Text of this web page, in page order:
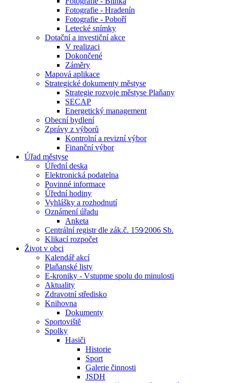
Fotografie - Hradenín
Fotografie - Poboří
Letecké snímky
Dotační a investiční akce
V realizaci
Dokončené
Záměry
Mapová aplikace
Strategické dokumenty městyse
Strategie rozvoje městyse Plaňany
SECAP
Energetický management
Obecní bydlení
Zprávy z výborů
Kontrolní a revizní výbor
Finanční výbor
Úřad městyse
Úřední deska
Elektronická podatelna
Povinné informace
Úřední hodiny
Vyhlášky a rozhodnutí
Oznámení úřadu
Anketa
Centrální registr dle zák.č. 159⁄2006 Sb.
Klikací rozpočet
Život v obci
Kalendář akcí
Plaňanské listy
E-kroniky - Vstupme spolu do minulosti
Aktuality
Zdravotní středisko
Knihovna
Dokumenty
Sportoviště
Spolky
Hasiči
Historie
Sport
Galerie činnosti
JSDH